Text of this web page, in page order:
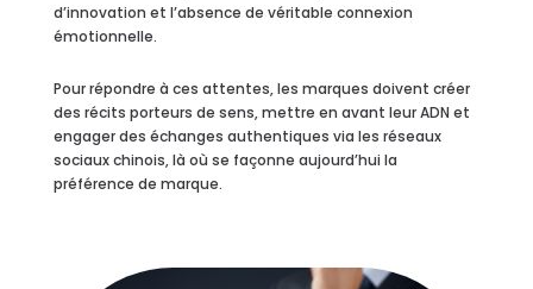
d’innovation et l’absence de véritable connexion
émotionnelle.
Pour répondre à ces attentes, les marques doivent créer
des récits porteurs de sens, mettre en avant leur ADN et
engager des échanges authentiques via les réseaux
sociaux chinois, là où se façonne aujourd’hui la
préférence de marque.